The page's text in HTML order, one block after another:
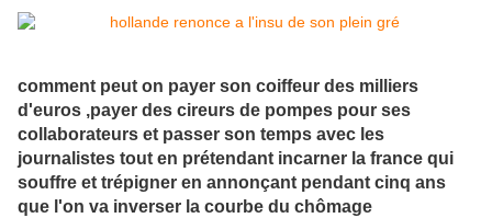
comment peut on payer son coiffeur des milliers
d'euros ,payer des cireurs de pompes pour ses
collaborateurs et passer son temps avec les
journalistes tout en prétendant incarner la france qui
souffre et trépigner en annonçant pendant cinq ans
que l'on va inverser la courbe du chômage